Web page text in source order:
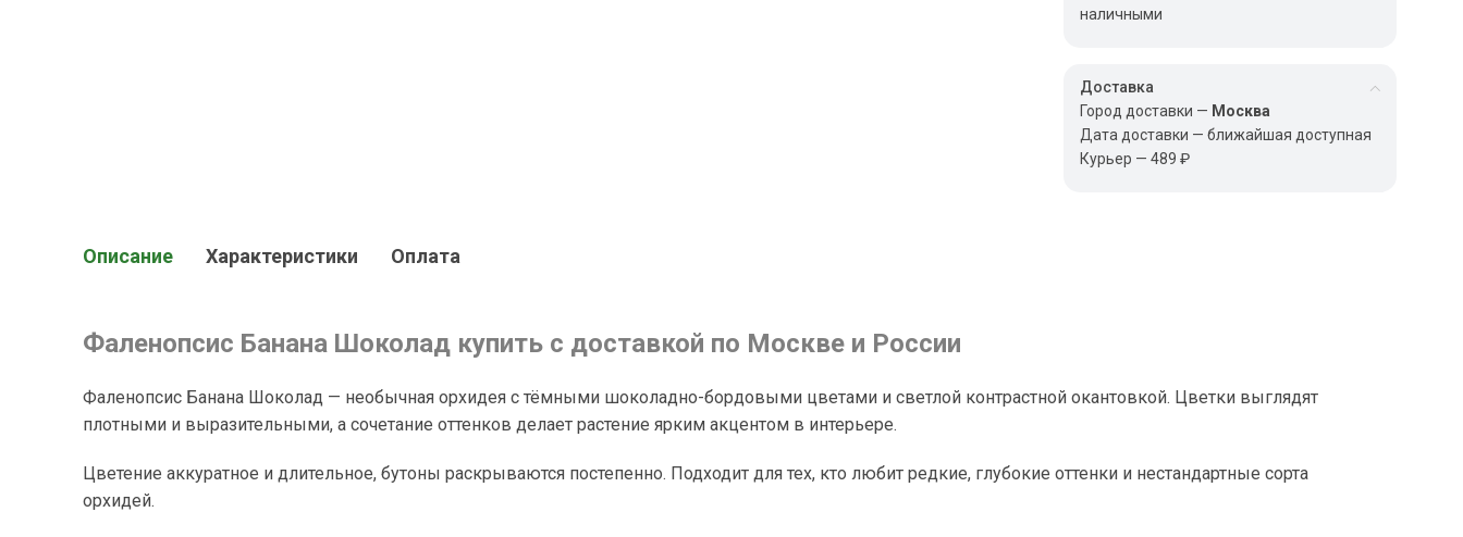
наличными
Доставка
Город доставки — Москва
Дата доставки — ближайшая доступная
Курьер — 489 ₽
Описание Характеристики Оплата
Фаленопсис Банана Шоколад купить с доставкой по Москве и России
Фаленопсис Банана Шоколад — необычная орхидея с тёмными шоколадно-бордовыми цветами и светлой контрастной окантовкой. Цветки выглядят
плотными и выразительными, а сочетание оттенков делает растение ярким акцентом в интерьере.
Цветение аккуратное и длительное, бутоны раскрываются постепенно. Подходит для тех, кто любит редкие, глубокие оттенки и нестандартные сорта
орхидей.